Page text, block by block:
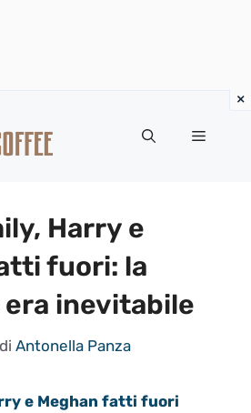
Menu
Harry e
fuori: la
inevitabile
di Antonella Panza
e Meghan fatti fuori